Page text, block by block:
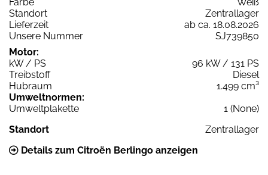
Standort
Zentrallager
Lieferzeit
ab ca. 18.08.2026
Unsere Nummer
SJ739850
Motor:
kW / PS
96 kW / 131 PS
Treibstoff
Diesel
Hubraum
1.499 cm³
Umweltnormen:
Umweltplakette
1 (None)
Standort
Zentrallager
Details zum Citroën Berlingo anzeigen